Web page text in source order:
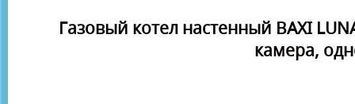
Газовый котел настенный BAXI
камера,